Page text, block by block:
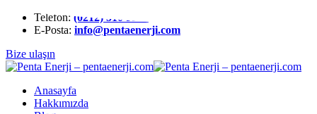
Telefon: (0212) 510 9991
E-Posta: info@pentaenerji.com
Bize ulaşın
Anasayfa
Hakkımızda